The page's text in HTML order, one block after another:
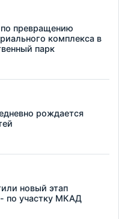
превращению
комплекса в
парк
рождается
новый этап
по участку МКАД